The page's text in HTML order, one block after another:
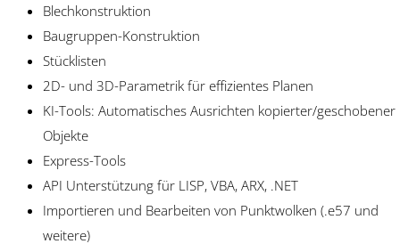
Blechkonstruktion
Baugruppen-Konstruktion
Stücklisten
2D- und 3D-Parametrik für effizientes Planen
KI-Tools: Automatisches Ausrichten kopierter/geschobener
Objekte
Express-Tools
API Unterstützung für LISP, VBA, ARX, .NET
Importieren und Bearbeiten von Punktwolken (.e57 und
weitere)